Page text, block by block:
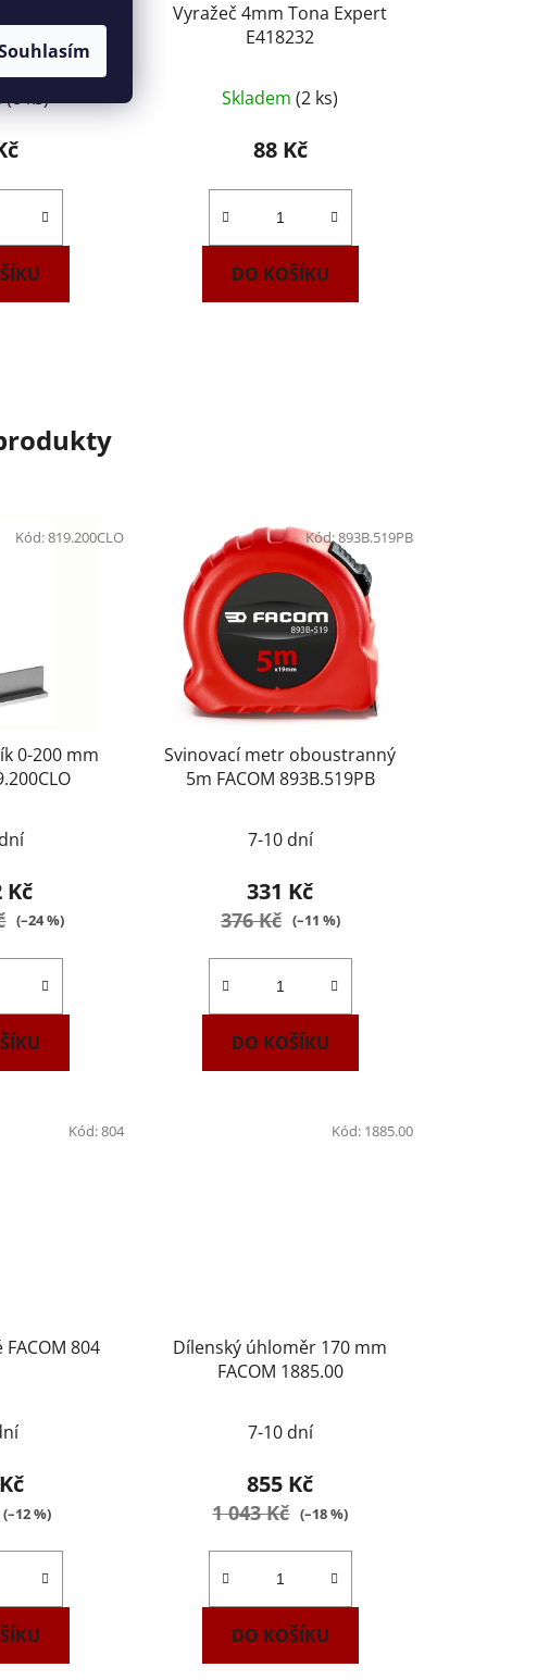
(8 ks)
Vyražeč 4mm Tona Expert
E418232
Skladem(2 ks)
88 Kč
DO KOŠÍKU
0-200 mm
Kč
(–24 %)
Kód:819.200CLO
Svinovací metr oboustranný
5m FACOM 893B.519PB
7-10 dní
331 Kč
376 Kč (–11 %)
DO KOŠÍKU
Kód:893B.519PB
804
(–12 %)
Kód:804
Dílenský úhloměr 170 mm
FACOM 1885.00
7-10 dní
855 Kč
1 043 Kč (–18 %)
DO KOŠÍKU
Kód: 1885.00